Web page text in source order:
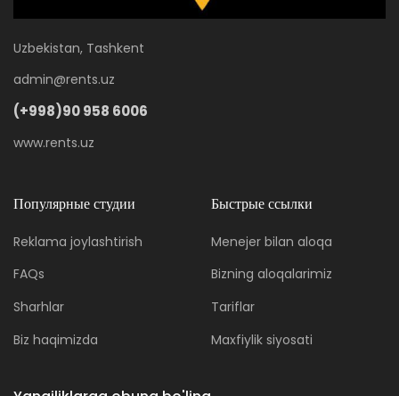
Uzbekistan, Tashkent
admin@rents.uz
(+998)90 958 6006
www.rents.uz
Популярные студии
Reklama joylashtirish
FAQs
Sharhlar
Biz haqimizda
Быстрые ссылки
Menejer bilan aloqa
Bizning aloqalarimiz
Tariflar
Maxfiylik siyosati